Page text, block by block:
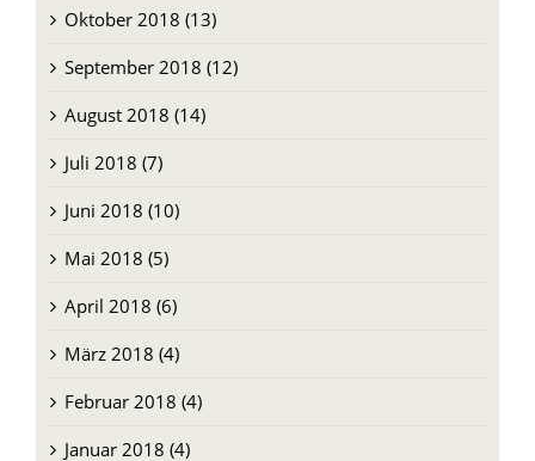
Oktober 2018 (13)
September 2018 (12)
August 2018 (14)
Juli 2018 (7)
Juni 2018 (10)
Mai 2018 (5)
April 2018 (6)
März 2018 (4)
Februar 2018 (4)
Januar 2018 (4)